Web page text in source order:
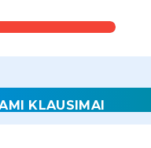
KLAUSIMAI